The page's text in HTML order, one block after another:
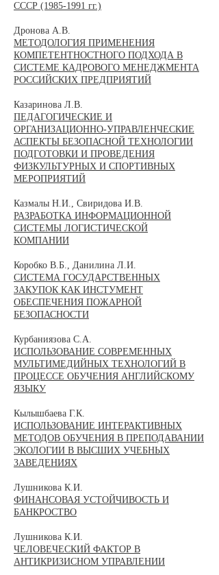
СССР (1985-1991 гг.)
Дронова А.В.
МЕТОДОЛОГИЯ ПРИМЕНЕНИЯ
КОМПЕТЕНТНОСТНОГО ПОДХОДА В
СИСТЕМЕ КАДРОВОГО МЕНЕДЖМЕНТА
РОССИЙСКИХ ПРЕДПРИЯТИЙ
Казаринова Л.В.
ПЕДАГОГИЧЕСКИЕ И
ОРГАНИЗАЦИОННО-УПРАВЛЕНЧЕСКИЕ
АСПЕКТЫ БЕЗОПАСНОЙ ТЕХНОЛОГИИ
ПОДГОТОВКИ И ПРОВЕДЕНИЯ
ФИЗКУЛЬТУРНЫХ И СПОРТИВНЫХ
МЕРОПРИЯТИЙ
Казмалы Н.И., Свиридова И.В.
РАЗРАБОТКА ИНФОРМАЦИОННОЙ
СИСТЕМЫ ЛОГИСТИЧЕСКОЙ
КОМПАНИИ
Коробко В.Б., Данилина Л.И.
СИСТЕМА ГОСУДАРСТВЕННЫХ
ЗАКУПОК КАК ИНСТУМЕНТ
ОБЕСПЕЧЕНИЯ ПОЖАРНОЙ
БЕЗОПАСНОСТИ
Курбаниязова С.А.
ИСПОЛЬЗОВАНИЕ СОВРЕМЕННЫХ
МУЛЬТИМЕДИЙНЫХ ТЕХНОЛОГИЙ В
ПРОЦЕССЕ ОБУЧЕНИЯ АНГЛИЙСКОМУ
ЯЗЫКУ
Кылышбаева Г.К.
ИСПОЛЬЗОВАНИЕ ИНТЕРАКТИВНЫХ
МЕТОДОВ ОБУЧЕНИЯ В ПРЕПОДАВАНИИ
ЭКОЛОГИИ В ВЫСШИХ УЧЕБНЫХ
ЗАВЕДЕНИЯХ
Лушникова К.И.
ФИНАНСОВАЯ УСТОЙЧИВОСТЬ И
БАНКРОСТВО
Лушникова К.И.
ЧЕЛОВЕЧЕСКИЙ ФАКТОР В
АНТИКРИЗИСНОМ УПРАВЛЕНИИ